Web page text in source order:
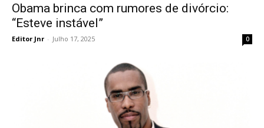
Obama brinca com rumores de divórcio:
“Esteve instável”
Editor Jnr - Julho 17, 2025 0